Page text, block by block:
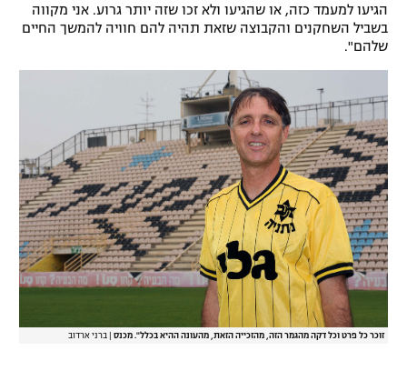
הגיעו למעמד כזה, או שהגיעו ולא זכו שזה יותר גרוע. אני מקווה
בשביל השחקנים והקבוצה שזאת תהיה להם חוויה להמשך החיים
שלהם".
זוכר כל פרט וכל דקה מהגמר הזה, מהזכייה הזאת, מהעונה ההיא בכלל". מכנס ברני ארדוב